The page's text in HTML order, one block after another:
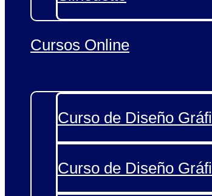
Cursos Online
Curso de Diseño
Curso de Diseño